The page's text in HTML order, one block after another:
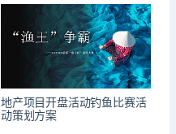
地产项目开盘活动钓鱼比赛活
动策划方案